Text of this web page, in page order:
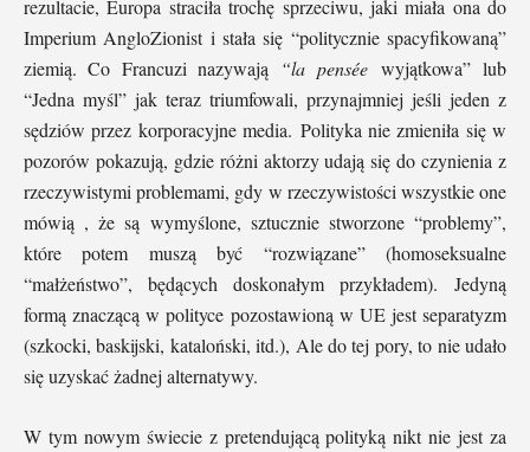
rezultacie, Europa straciła trochę sprzeciwu, jaki miała ona do
Imperium AngloZionist i stała się “politycznie spacyfikowaną”
ziemią. Co Francuzi nazywają “la pensée wyjątkowa” lub
“Jedna myśl” jak teraz triumfowali, przynajmniej jeśli jeden z
sędziów przez korporacyjne media. Polityka nie zmieniła się w
pozorów pokazują, gdzie różni aktorzy udają się do czynienia z
rzeczywistymi problemami, gdy w rzeczywistości wszystkie one
mówią , że są wymyślone, sztucznie stworzone “problemy”,
które potem muszą być “rozwiązane” (homoseksualne
“małżeństwo”, będących doskonałym przykładem). Jedyną
formą znaczącą w polityce pozostawioną w UE jest separatyzm
(szkocki, baskijski, kataloński, itd.), Ale do tej pory, to nie udało
się uzyskać żadnej alternatywy.
W tym nowym świecie z pretendującą polityką nikt nie jest za